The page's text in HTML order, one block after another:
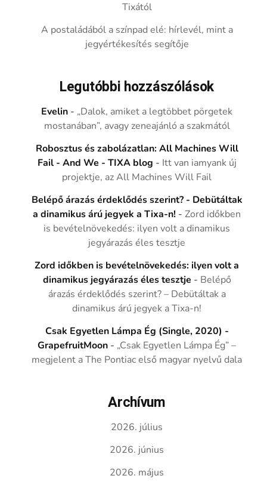
Tixától
A postaládából a színpad elé: hírlevél, mint a
jegyértékesítés segítője
Legutóbbi hozzászólások
Evelin - „Dalok, amiket a legtöbbet pörgetek
mostanában”, avagy zeneajánló a szakmától
Robosztus és zabolázatlan: All Machines Will
Fail - And We - TIXA blog - Itt van iamyank új
projektje, az All Machines Will Fail
Belépő árazás érdeklődés szerint? - Debütáltak
a dinamikus árú jegyek a Tixa-n! -Zord időkben
is bevételnövekedés: ilyen volt a dinamikus
jegyárazás éles tesztje
Zord időkben is bevételnövekedés: ilyen volt a
dinamikus jegyárazás éles tesztje - Belépő
árazás érdeklődés szerint? – Debütáltak a
dinamikus árú jegyek a Tixa-n!
Csak Egyetlen Lámpa Ég (Single, 2020) -
GrapefruitMoon - „Csak Egyetlen Lámpa Ég” –
megjelent a The Pontiac első magyar nyelvű dala
Archívum
2026. július
2026. június
2026. május